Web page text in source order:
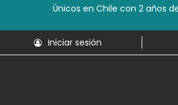
Únicos en Chile con 2 años
Iniciar sesión